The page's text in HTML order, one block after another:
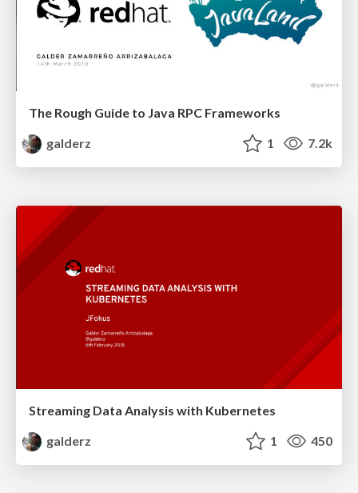
The Rough Guide to Java RPC Frameworks
galderz
1 7.2k
Streaming Data Analysis with Kubernetes
galderz
1 450